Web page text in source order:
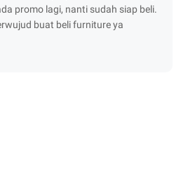
promo lagi, nanti sudah siap beli.
buat beli furniture ya